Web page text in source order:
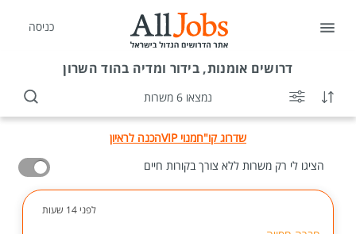
כניסה
דרושים אומנות, בידור ומדיה בהוד השרון
נמצאו 6 משרות
שדרוג קו"חמנוי VIP
הכנה לראיון
הציגו לי רק משרות ללא צורך בקורות חיים
לפני 14 שעות